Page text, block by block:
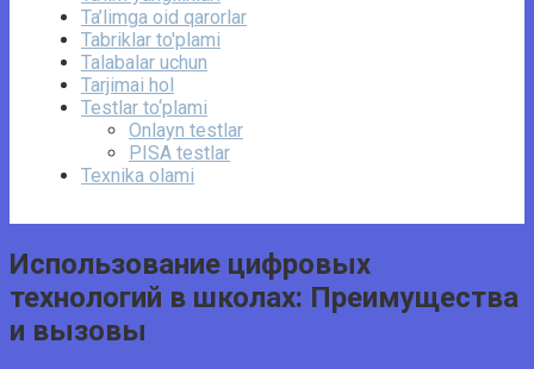
Ta’limga oid qarorlar
Tabriklar to'plami
Talabalar uchun
Tarjimai hol
Testlar to‘plami
Onlayn testlar
PISA testlar
Texnika olami
Использование цифровых
технологий в школах: Преимущества
и вызовы